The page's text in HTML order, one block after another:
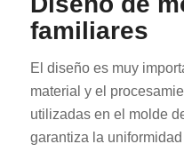
familiares
El diseño es muy
material y el
utilizadas en el molde
garantiza la